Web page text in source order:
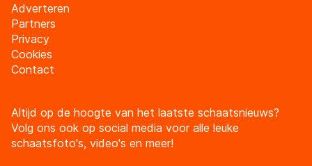
Adverteren
Partners
Privacy
Cookies
Contact
Altijd op de hoogte van het laatste schaatsnieuws?
Volg ons ook op social media voor alle leuke
schaatsfoto's, video's en meer!